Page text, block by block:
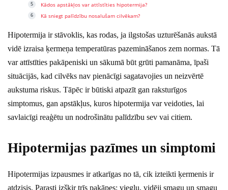
Kādos apstākļos var attīstīties hipotermija?
Kā sniegt palīdzību nosalušam cilvēkam?
Hipotermija ir stāvoklis, kas rodas, ja ilgstošas uzturēšanās aukstā
vidē izraisa ķermeņa temperatūras pazemināšanos zem normas. Tā
var attīstīties pakāpeniski un sākumā būt grūti pamanāma, īpaši
situācijās, kad cilvēks nav pienācīgi sagatavojies un neizvērtē
aukstuma riskus. Tāpēc ir būtiski atpazīt gan raksturīgos
simptomus, gan apstākļus, kuros hipotermija var veidoties, lai
savlaicīgi reaģētu un nodrošinātu palīdzību sev vai citiem.
Hipotermijas pazīmes un simptomi
Hipotermijas izpausmes ir atkarīgas no tā, cik izteikti ķermenis ir
atdzisis. Parasti izšķir trīs pakāpes: vieglu, vidēji smagu un smagu